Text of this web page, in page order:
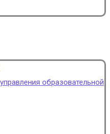
образовательной